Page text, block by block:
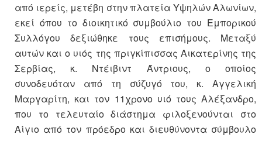
από ιερείς, μετέβη στην πλατεία Υψηλών Αλωνίων,
εκεί όπου το διοικητικό συμβούλιο του Εμπορικού
Συλλόγου δεξιώθηκε τους επισήμους. Μεταξύ
αυτών και ο υιός της πριγκίπισσας Αικατερίνης της
Σερβίας, κ. Ντέιβιντ Άντριους, ο οποίος
συνοδευόταν από τη σύζυγό του, κ. Αγγελική
Μαργαρίτη, και τον 11χρονο υιό τους Αλέξανδρο,
που το τελευταίο διάστημα φιλοξενούνται στο
Αίγιο από τον πρόεδρο και διευθύνοντα σύμβουλο